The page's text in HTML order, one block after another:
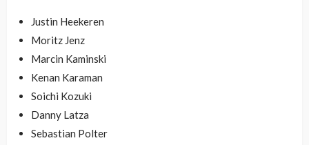
Justin Heekeren
Moritz Jenz
Marcin Kaminski
Kenan Karaman
Soichi Kozuki
Danny Latza
Sebastian Polter